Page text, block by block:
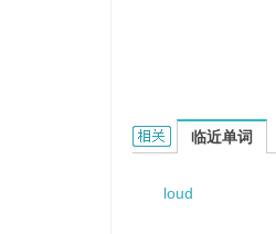
loudness临近单词
loud